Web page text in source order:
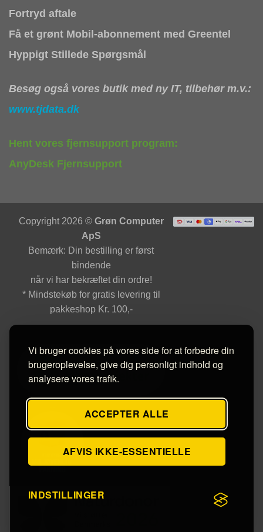
Vi bruger cookies på vores side for at forbedre din
brugeroplevelse, give dig personligt indhold og
analysere vores trafik.
ACCEPTER ALLE
AFVIS IKKE-ESSENTIELLE
INDSTILLINGER
Fortryd aftale
Få et grønt Mobil-abonnement med Greentel
Hyppigt Stillede Spørgsmål
Besøg også vores butik med ny IT, tilbehør m.v.:
www.tjdata.dk
Hent vores fjernsupport program:
AnyDesk Fjernsupport
Copyright 2026 © Grøn Computer
ApS
Bemærk: Din bestilling er først
bindende
når vi har bekræftet din ordre!
* Mindstekøb for gratis levering til
pakkeshop Kr. 100,-